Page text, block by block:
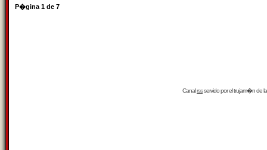
P�gina 1 de 7
Canalrssservido por eltrujam�nde